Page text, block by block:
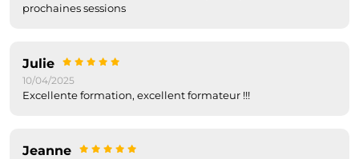
prochaines sessions
Julie
10/04/2025
Excellente formation, excellent formateur !!!
Jeanne